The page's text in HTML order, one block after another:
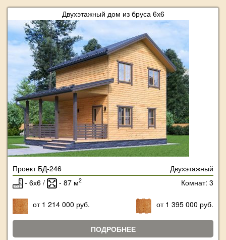
Двухэтажный дом из бруса 6х6
Проект БД-246
Двухэтажный
- 6х6 /
- 87 м2 Комнат: 3
от 1 214 000 руб. от 1 395 000 руб.
ПОДРОБНЕЕ